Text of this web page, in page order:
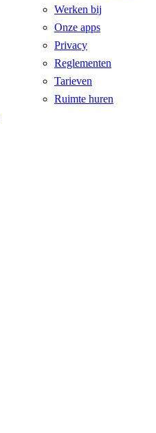
Werken bij
Onze apps
Privacy
Reglementen
Tarieven
Ruimte huren